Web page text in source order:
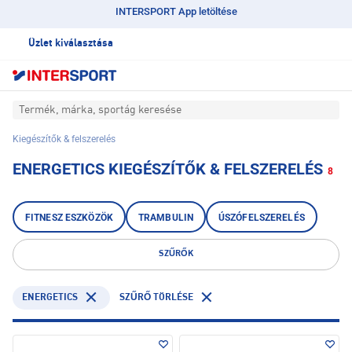
INTERSPORT App letöltése
Üzlet kiválasztása
Termék, márka, sportág keresése
Kiegészítők & felszerelés
ENERGETICS KIEGÉSZÍTŐK & FELSZERELÉS 8
FITNESZ ESZKÖZÖK TRAMBULIN ÚSZÓFELSZERELÉS
SZŰRŐK
ENERGETICS SZŰRŐ TÖRLÉSE